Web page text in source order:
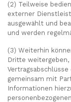
(2) Teilweise
externer
ausgewählt und
und werden
(3) Weiterhin
Dritte
gemeinsam mit
Informationen